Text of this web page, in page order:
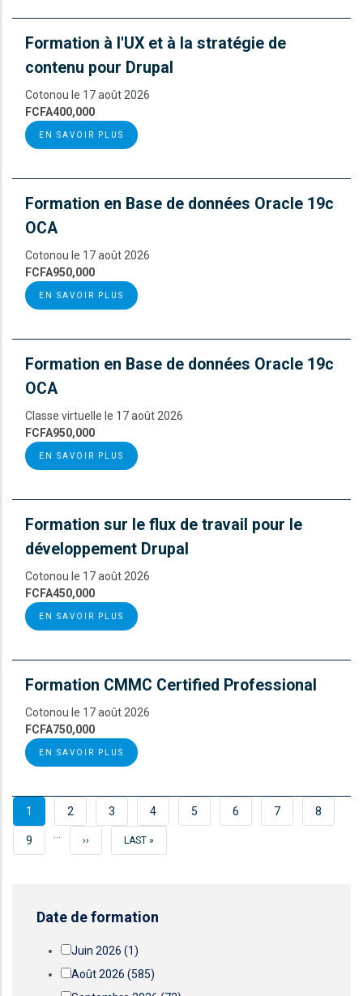
Formation à l'UX et à la stratégie de
contenu pour Drupal
Cotonou le 17 août 2026
FCFA400,000
EN SAVOIR PLUS
Formation en Base de données Oracle 19c
OCA
Cotonou le 17 août 2026
FCFA950,000
EN SAVOIR PLUS
Formation en Base de données Oracle 19c
OCA
Classe virtuelle le 17 août 2026
FCFA950,000
EN SAVOIR PLUS
Formation sur le flux de travail pour le
développement Drupal
Cotonou le 17 août 2026
FCFA450,000
EN SAVOIR PLUS
Formation CMMC Certified Professional
Cotonou le 17 août 2026
FCFA750,000
EN SAVOIR PLUS
PAGE
COURANTE
1 PAGE
2 PAGE
3 PAGE
4 PAGE
5 PAGE
6 PAGE
7 PAGE
8
PAGE
9 PAGE
›› DERNIÈRE
LAST »
Date de formation
Juin 2026 (1)
Août 2026 (585)